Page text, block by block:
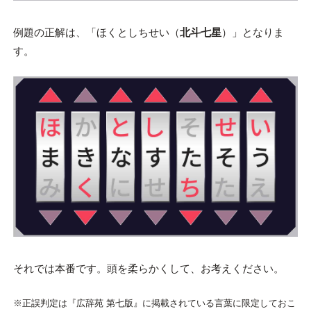
例題の正解は、「ほくとしちせい（北斗七星）」となりま
す。
それでは本番です。頭を柔らかくして、お考えください。
※正誤判定は『広辞苑 第七版』に掲載されている言葉に限定しておこ